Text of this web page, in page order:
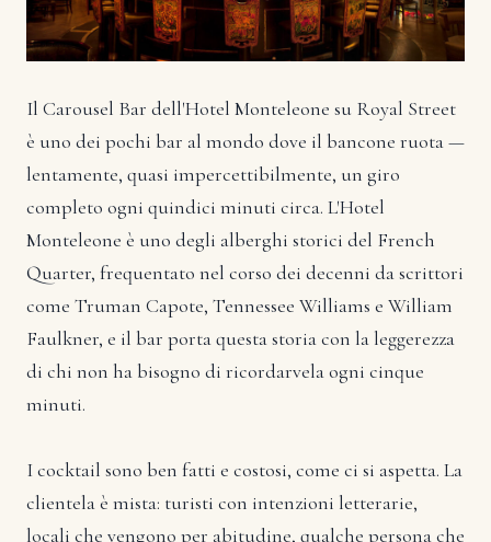
Il Carousel Bar dell'Hotel Monteleone su Royal Street
è uno dei pochi bar al mondo dove il bancone ruota —
lentamente, quasi impercettibilmente, un giro
completo ogni quindici minuti circa. L'Hotel
Monteleone è uno degli alberghi storici del French
Quarter, frequentato nel corso dei decenni da scrittori
come Truman Capote, Tennessee Williams e William
Faulkner, e il bar porta questa storia con la leggerezza
di chi non ha bisogno di ricordarvela ogni cinque
minuti.
I cocktail sono ben fatti e costosi, come ci si aspetta. La
clientela è mista: turisti con intenzioni letterarie,
locali che vengono per abitudine, qualche persona che